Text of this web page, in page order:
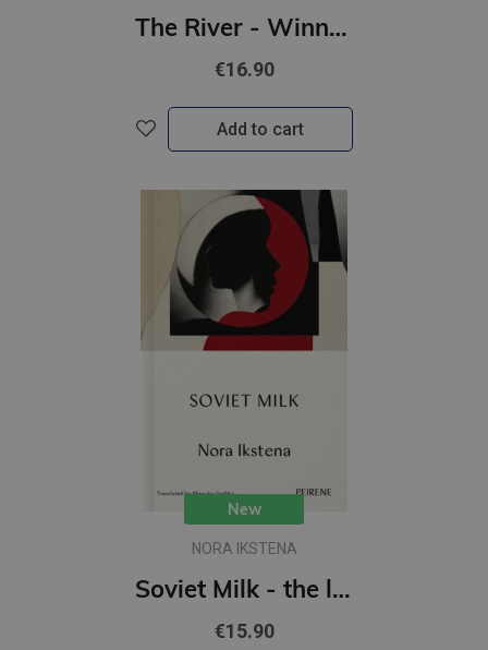
The River - Winner of the 2021 European Union Prize for Literature
€16.90
Add to cart
New
NORA IKSTENA
Soviet Milk - the literary bestseller that took the Baltics by storm
€15.90